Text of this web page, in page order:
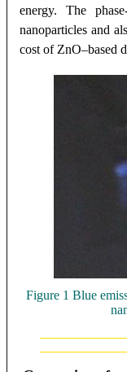
energy. The
nanoparticles and
cost of ZnO–based
Figure 1 Blue